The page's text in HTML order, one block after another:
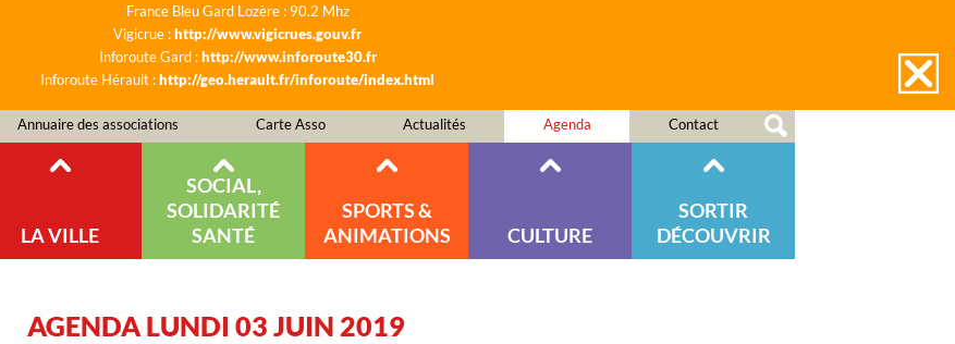
France Bleu Gard Lozère : 90.2 Mhz
Vigicrue :http://www.vigicrues.gouv.fr
Inforoute Gard :http://www.inforoute30.fr
Inforoute Hérault :http://geo.herault.fr/inforoute/index.html
Annuaire des associations Carte Asso Actualités Agenda Contact
LA VILLE
SOCIAL,
SOLIDARITÉ
SANTÉ
SPORTS &
ANIMATIONS
CULTURE
SORTIR
DÉCOUVRIR
AGENDA LUNDI 03 JUIN 2019